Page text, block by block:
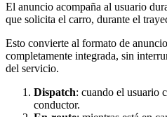
El anuncio acompaña al usuario
que solicita el carro, durante el
Esto convierte al formato de
completamente integrada, sin
del servicio.
Dispatch: cuando el usuario
conductor.